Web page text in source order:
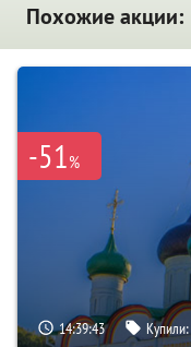
Похожие акции:
-51%
14:39:42 Купили: